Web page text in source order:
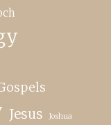
Jesus Joshua